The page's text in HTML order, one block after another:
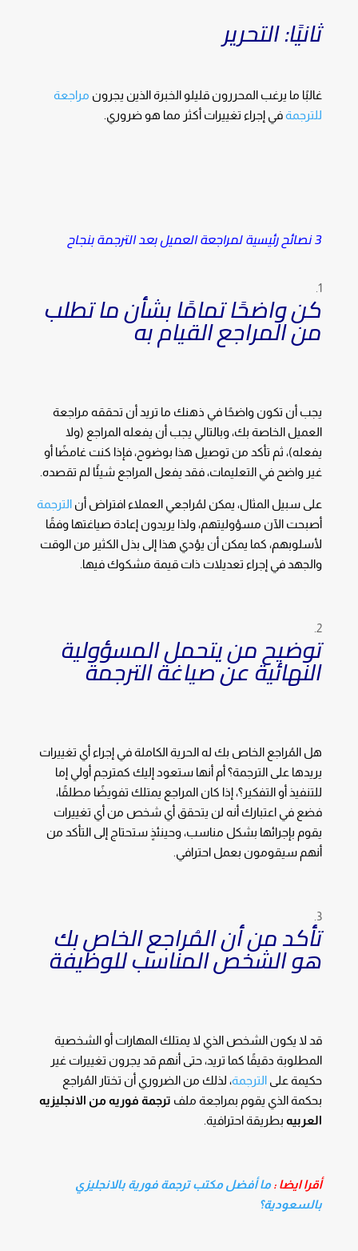
ثانيًا: التحرير
غالبًا ما يرغب المحررون قليلو الخبرة الذين يجرون مراجعة
للترجمةفي إجراء تغييرات أكثر مما هو ضروري.
3 نصائح رئيسية لمراجعة العميل بعد الترجمة بنجاح
كن واضحًا تمامًا بشأن ما تطلب
من المراجع القيام به
يجب أن تكون واضحًا في ذهنك ما تريد أن تحققه مراجعة
العميل الخاصة بك، وبالتالي يجب أن يفعله المراجع (ولا
يفعله)، ثم تأكد من توصيل هذا بوضوح، فإذا كنت غامضًا أو
غير واضح في التعليمات، فقد يفعل المراجع شيئًا لم تقصده.
على سبيل المثال، يمكن لمُراجعي العملاء افتراض أن الترجمة
أصبحت الآن مسؤوليتهم، ولذا يريدون إعادة صياغتها وفقًا
لأسلوبهم، كما يمكن أن يؤدي هذا إلى بذل الكثير من الوقت
والجهد في إجراء تعديلات ذات قيمة مشكوك فيها.
توضيح من يتحمل المسؤولية
النهائية عن صياغة الترجمة
هل المُراجع الخاص بك له الحرية الكاملة في إجراء أي تغييرات
يريدها على الترجمة؟ أم أنها ستعود إليك كمترجم أولي إما
للتنفيذ أو التفكير؟، إذا كان المراجع يمتلك تفويضًا مطلقًا،
فضع في اعتبارك أنه لن يتحقق أي شخص من أي تغييرات
يقوم بإجرائها بشكل مناسب، وحينئذٍ ستحتاج إلى التأكد من
أنهم سيقومون بعمل احترافي.
تأكد من أن المُراجع الخاص بك
هو الشخص المناسب للوظيفة
قد لا يكون الشخص الذي لا يمتلك المهارات أو الشخصية
المطلوبة دقيقًا كما تريد، حتى أنهم قد يجرون تغييرات غير
حكيمة على الترجمة، لذلك من الضروري أن تختار المُراجع
بحكمة الذي يقوم بمراجعة ملف ترجمة فوريه من الانجليزيه
العربيهبطريقة احترافية.
أقرا ايضا :ما أفضل مكتب ترجمة فورية بالانجليزي
بالسعودية؟